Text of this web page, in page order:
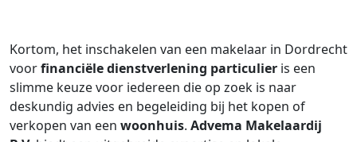
Kortom, het inschakelen van een makelaar in Dordrecht
voorfinanciële dienstverlening particulier is een
slimme keuze voor iedereen die op zoek is naar
deskundig advies en begeleiding bij het kopen of
verkopen van een woonhuis. Advema Makelaardij